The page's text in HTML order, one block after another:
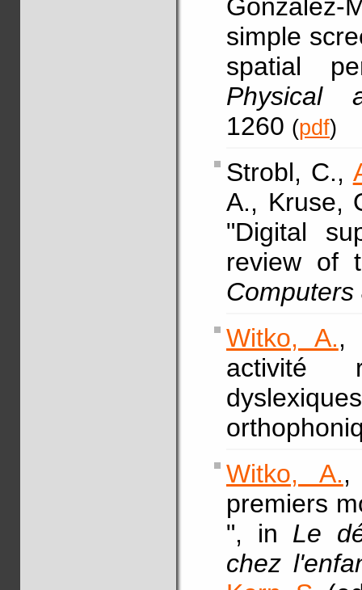
Gonzalez-
simple
spatial
Physical
1260 (pdf)
Strobl, C.,
A., Kruse,
"Digital
review of
Witko, A.
activité
Witko, A.
premiers
", in Le
chez